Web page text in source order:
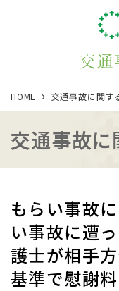
交
HOME 交通事故に関す
交通事故
もらい事故
い事故に遭
護士が相手
基準で慰謝